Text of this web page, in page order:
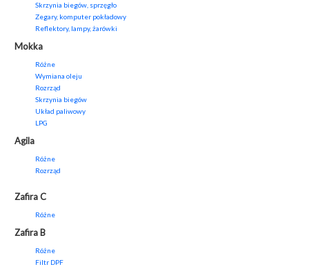
Skrzynia biegów, sprzęgło
Zegary, komputer pokładowy
Reflektory, lampy, żarówki
Mokka
Różne
Wymiana oleju
Rozrząd
Skrzynia biegów
Układ paliwowy
LPG
Agila
Różne
Rozrząd
Zafira C
Różne
Zafira B
Różne
Filtr DPF